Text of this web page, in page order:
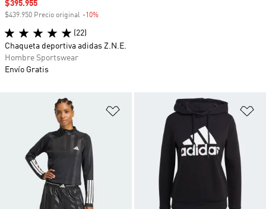
Añadir a la lista de deseos
Precio de venta
$395.955
$439.950 Precio original -10%
(22)
Chaqueta deportiva adidas Z.N.E.
Hombre Sportswear
Envío Gratis